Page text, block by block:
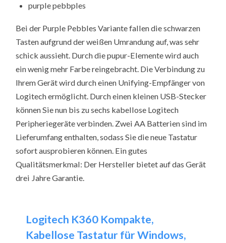
purple pebbples
Bei der Purple Pebbles Variante fallen die schwarzen
Tasten aufgrund der weißen Umrandung auf, was sehr
schick aussieht. Durch die pupur-Elemente wird auch
ein wenig mehr Farbe reingebracht. Die Verbindung zu
Ihrem Gerät wird durch einen Unifying-Empfänger von
Logitech ermöglicht. Durch einen kleinen USB-Stecker
können Sie nun bis zu sechs kabellose Logitech
Peripheriegeräte verbinden. Zwei AA Batterien sind im
Lieferumfang enthalten, sodass Sie die neue Tastatur
sofort ausprobieren können. Ein gutes
Qualitätsmerkmal: Der Hersteller bietet auf das Gerät
drei Jahre Garantie.
Logitech K360 Kompakte,
Kabellose Tastatur für Windows,